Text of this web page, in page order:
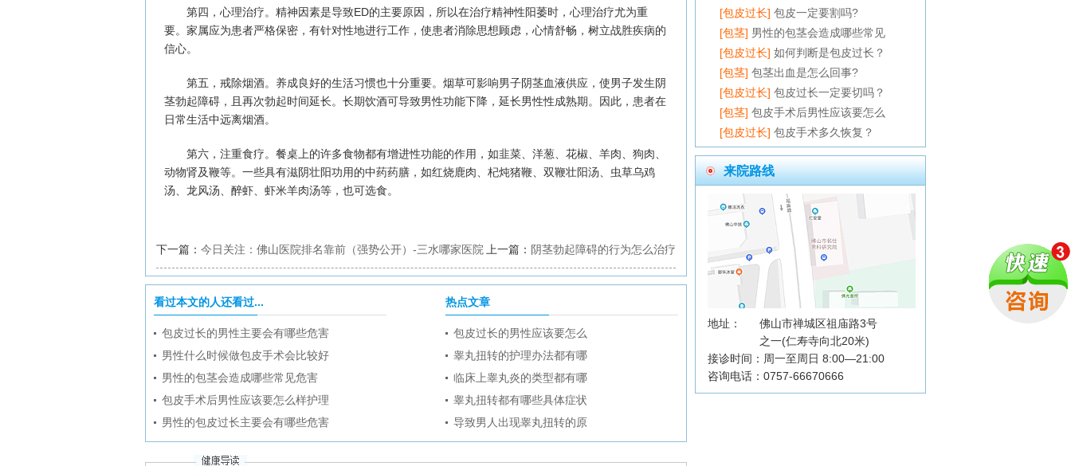
第四，心理治疗。精神因素是导致ED的主要原因，所以在治疗精神性阳萎时，心理治疗尤为重
要。家属应为患者严格保密，有针对性地进行工作，使患者消除思想顾虑，心情舒畅，树立战胜疾病的
信心。
第五，戒除烟酒。养成良好的生活习惯也十分重要。烟草可影响男子阴茎血液供应，使男子发生阴
茎勃起障碍，且再次勃起时间延长。长期饮酒可导致男性功能下降，延长男性性成熟期。因此，患者在
日常生活中远离烟酒。
第六，注重食疗。餐桌上的许多食物都有增进性功能的作用，如韭菜、洋葱、花椒、羊肉、狗肉、
动物肾及鞭等。一些具有滋阴壮阳功用的中药药膳，如红烧鹿肉、杞炖猪鞭、双鞭壮阳汤、虫草乌鸡
汤、龙风汤、醉虾、虾米羊肉汤等，也可选食。
上一篇： 阴茎勃起障碍的行为怎么治疗
下一篇： 今日关注：佛山医院排名靠前（强势公开）-三水哪家医院
看阳痿比较好？
看过本文的人还看过...
包皮过长的男性主要会有哪些危害
男性什么时候做包皮手术会比较好
男性的包茎会造成哪些常见危害
包皮手术后男性应该要怎么样护理
男性的包皮过长主要会有哪些危害
热点文章
包皮过长的男性应该要怎么
睾丸扭转的护理办法都有哪
临床上睾丸炎的类型都有哪
睾丸扭转都有哪些具体症状
导致男人出现睾丸扭转的原
[包皮过长] 包皮一定要割吗?
[包茎] 男性的包茎会造成哪些常见
[包皮过长] 如何判断是包皮过长？
[包茎] 包茎出血是怎么回事?
[包皮过长] 包皮过长一定要切吗？
[包茎] 包皮手术后男性应该要怎么
[包皮过长] 包皮手术多久恢复？
来院路线
地址：
佛山市禅城区祖庙路3号
之一(仁寿寺向北20米)
接诊时间：周一至周日 8:00—21:00
咨询电话：0757-66670666